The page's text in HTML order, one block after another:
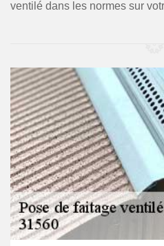
ventilé dans les normes sur